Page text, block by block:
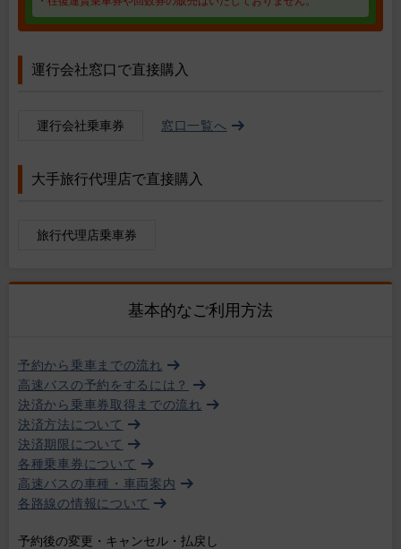
運行会社窓口で直接購入
運行会社乗車券 窓口一覧へ
大手旅行代理店で直接購入
旅行代理店乗車券
基本的なご利用方法
予約から乗車までの流れ
高速バスの予約をするには？
決済から乗車券取得までの流れ
決済方法について
決済期限について
各種乗車券について
高速バスの車種・車両案内
各路線の情報について
予約後の変更・キャンセル・払戻し